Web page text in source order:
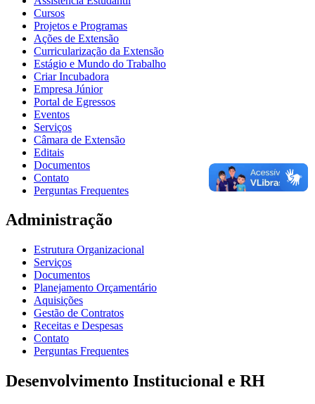
Cursos
Projetos e Programas
Ações de Extensão
Curricularização da Extensão
Estágio e Mundo do Trabalho
Criar Incubadora
Empresa Júnior
Portal de Egressos
Eventos
Serviços
Câmara de Extensão
Editais
Documentos
Contato
Perguntas Frequentes
Administração
Estrutura Organizacional
Serviços
Documentos
Planejamento Orçamentário
Aquisições
Gestão de Contratos
Receitas e Despesas
Contato
Perguntas Frequentes
Desenvolvimento Institucional e RH